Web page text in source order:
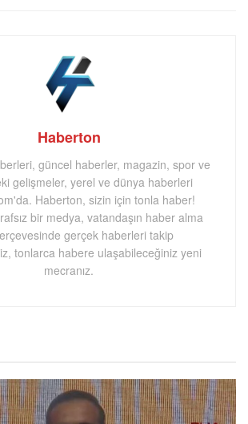
Haberton
güncel haberler, magazin, spor ve
gelişmeler, yerel ve dünya haberleri
Haberton, sizin için tonla haber!
bir medya, vatandaşın haber alma
gerçek haberleri takip
tonlarca habere ulaşabileceğiniz yeni
mecranız.